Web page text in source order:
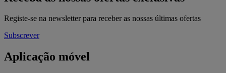
Registe-se na newsletter para receber as nossas últimas ofertas
Subscrever
Aplicação móvel